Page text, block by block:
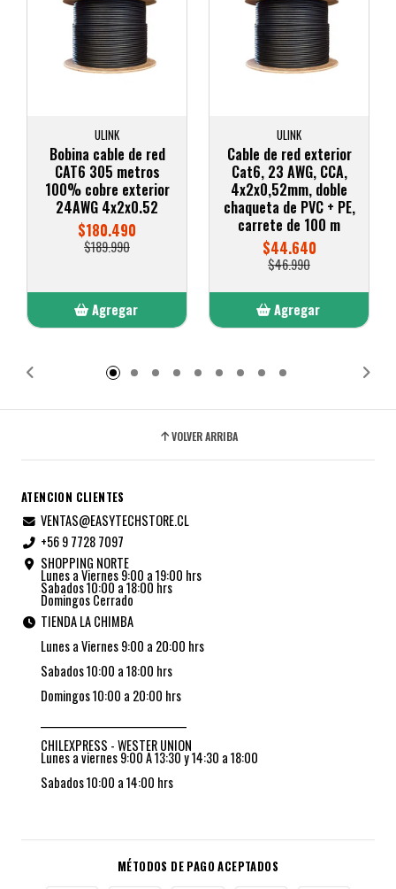
ULINK
Bobina cable de red
CAT6 305 metros
100% cobre exterior
24AWG 4x2x0.52
$180.490
$189.990
Agregar
ULINK
Cable de red exterior
Cat6, 23 AWG, CCA,
4x2x0,52mm, doble
chaqueta de PVC + PE,
carrete de 100 m
$44.640
$46.990
Agregar
VOLVER ARRIBA
ATENCION CLIENTES
VENTAS@EASYTECHSTORE.CL
+56 9 7728 7097
SHOPPING NORTE
Lunes a Viernes 9:00 a 19:00 hrs
Sabados 10:00 a 18:00 hrs
Domingos Cerrado
TIENDA LA CHIMBA
Lunes a Viernes 9:00 a 20:00 hrs
Sabados 10:00 a 18:00 hrs
Domingos 10:00 a 20:00 hrs
CHILEXPRESS - WESTER UNION
Lunes a viernes 9:00 A 13:30 y 14:30 a 18:00
Sabados 10:00 a 14:00 hrs
MÉTODOS DE PAGO ACEPTADOS